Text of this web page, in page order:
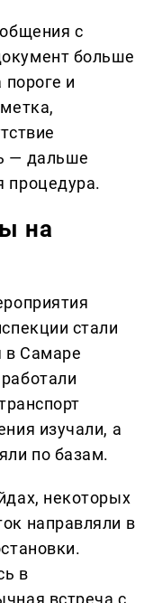
с
больше
пороге и
— дальше
процедура.
на
стали
в Самаре
изучали, а
по базам.
некоторых
направляли в
в